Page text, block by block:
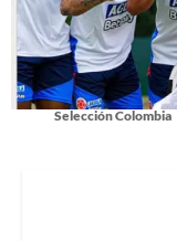
Selección Colombia